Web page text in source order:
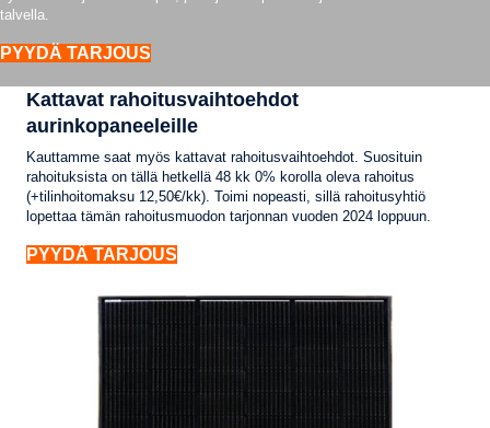
talvella.
PYYDÄ TARJOUS
Kattavat rahoitusvaihtoehdot
aurinkopaneeleille
Kauttamme saat myös kattavat rahoitusvaihtoehdot. Suosituin
rahoituksista on tällä hetkellä 48 kk 0% korolla oleva rahoitus
(+tilinhoitomaksu 12,50€/kk). Toimi nopeasti, sillä rahoitusyhtiö
lopettaa tämän rahoitusmuodon tarjonnan vuoden 2024 loppuun.
PYYDÄ TARJOUS